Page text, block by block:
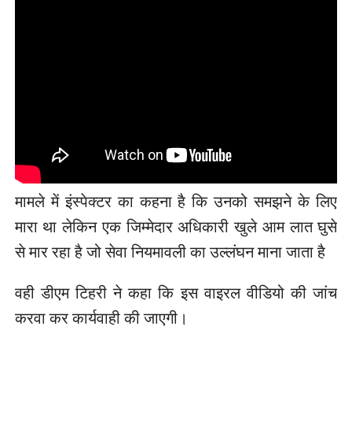
मामले में इंस्पेक्टर का कहना है कि उनको समझने के लिए
मारा था लेकिन एक जिम्मेदार अधिकारी खुले आम लात घुसे
से मार रहा है जो सेवा नियमावली का उल्लंघन माना जाता है
वही डीएम टिहरी ने कहा कि इस वाइरल वीडियो की जांच
करवा कर कार्यवाही की जाएगी।